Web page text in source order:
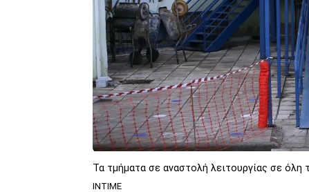
Τα τμήματα σε αναστολή λειτουργίας σε
ΙΝΤΙΜΕ